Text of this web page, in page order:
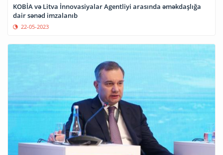
KOBİA və Litva İnnovasiyalar Agentliyi arasında əməkdaşlığa
dair sənəd imzalanıb
22-05-2023